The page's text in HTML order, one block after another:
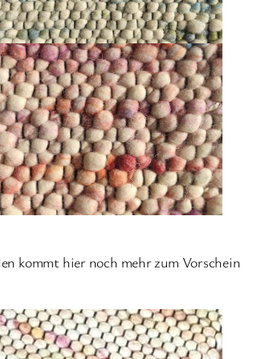
kommt hier noch mehr zum Vorschein